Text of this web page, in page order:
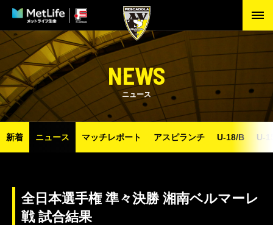
NEWS
ニュース
新着 ニュース マッチレポート アスピランチ U-18/B U-
全日本選手権 準々決勝 湘南ベルマーレ
戦 試合結果